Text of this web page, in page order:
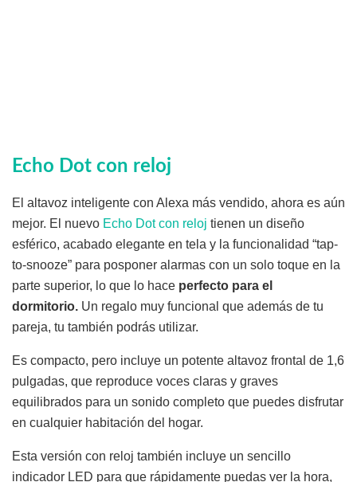
Echo Dot con reloj
El altavoz inteligente con Alexa más vendido, ahora es aún
mejor. El nuevo Echo Dot con reloj tienen un diseño
esférico, acabado elegante en tela y la funcionalidad “tap-
to-snooze” para posponer alarmas con un solo toque en la
parte superior, lo que lo hace perfecto para el
dormitorio. Un regalo muy funcional que además de tu
pareja, tu también podrás utilizar.
Es compacto, pero incluye un potente altavoz frontal de 1,6
pulgadas, que reproduce voces claras y graves
equilibrados para un sonido completo que puedes disfrutar
en cualquier habitación del hogar.
Esta versión con reloj también incluye un sencillo
indicador LED para que rápidamente puedas ver la hora,